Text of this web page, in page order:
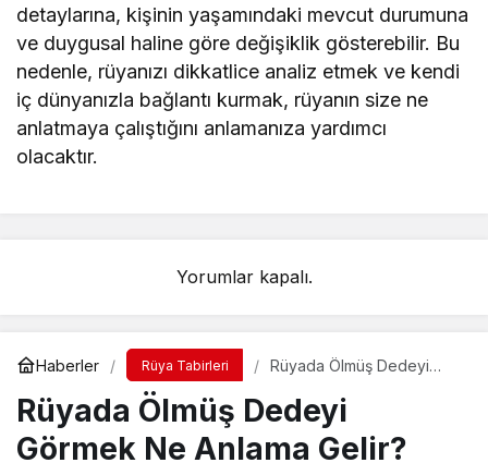
detaylarına, kişinin yaşamındaki mevcut durumuna
ve duygusal haline göre değişiklik gösterebilir. Bu
nedenle, rüyanızı dikkatlice analiz etmek ve kendi
iç dünyanızla bağlantı kurmak, rüyanın size ne
anlatmaya çalıştığını anlamanıza yardımcı
olacaktır.
Yorumlar kapalı.
Haberler Rüya Tabirleri
Rüyada Ölmüş Dedeyi
İslami ve Psikolojik Rüya
Tabiri
Rüyada Ölmüş Dedeyi
Görmek Ne Anlama Gelir?